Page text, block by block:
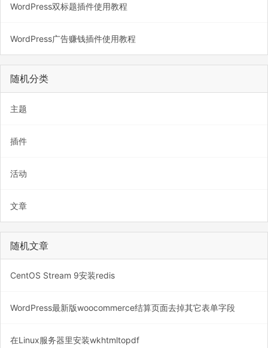
WordPress双标题插件使用教程
WordPress广告赚钱插件使用教程
随机分类
主题
插件
活动
文章
随机文章
CentOS Stream 9安装redis
WordPress最新版woocommerce结算页面去掉其它表单字段
在Linux服务器里安装wkhtmltopdf